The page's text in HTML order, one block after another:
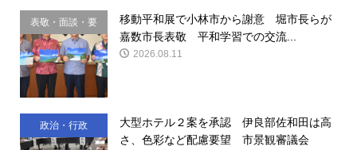
表敬・面談・要
請
移動平和展で小林市から謝意 堀市長らが
嘉数市長表敬 平和学習での交流...
2026.08.11
政治・行政
大型ホテル２案を承認 伊良部佐和田は高
さ、色彩など配慮要望 市景観審議会